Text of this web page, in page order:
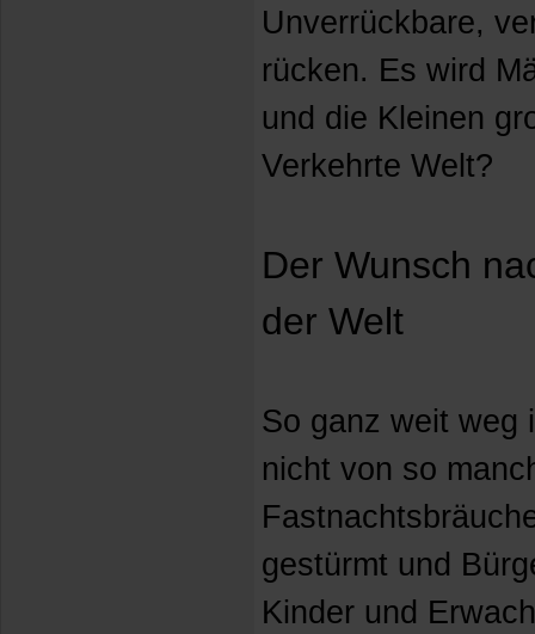
Unverrückbare,
rücken. Es wird
und die Kleinen
Verkehrte Welt?
Der Wunsch
der Welt
So ganz weit weg
nicht von so
gestürmt und
Kinder und